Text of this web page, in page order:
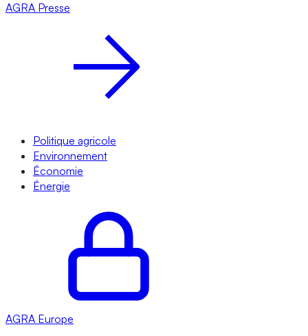
AGRA Presse
Politique agricole
Environnement
Économie
Énergie
AGRA Europe